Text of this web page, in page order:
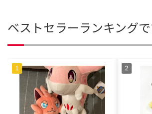
ベストセラーランキング